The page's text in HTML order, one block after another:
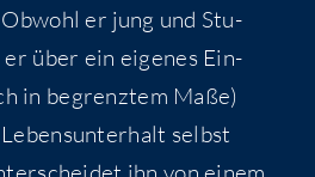
er jung und Stu­
über ein eige­nes Ein­
in begrenz­tem Maße)
selbst